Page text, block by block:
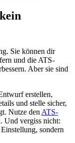
Sie können dir
und die ATS-
Aber sie sind
erstellen,
und stelle sicher,
Nutze den ATS-
Und vergiss nicht:
sondern